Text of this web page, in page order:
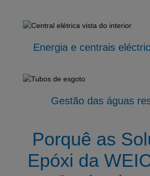
Energia e centrais
Gestão das águas
Porquê as
Epóxi da